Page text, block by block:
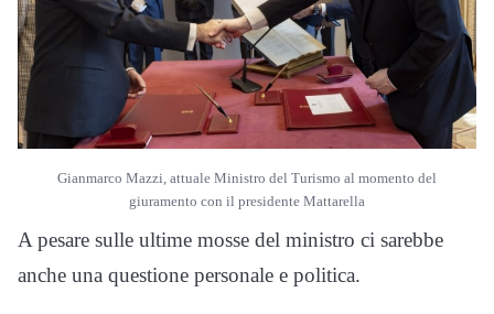
Gianmarco Mazzi, attuale Ministro del Turismo al momento del
giuramento con il presidente Mattarella
A pesare sulle ultime mosse del ministro ci sarebbe
anche una questione personale e politica.